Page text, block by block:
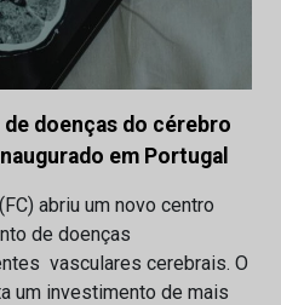
doenças do cérebro
em Portugal
abriu um novo centro
de doenças
vasculares cerebrais. O
um investimento de mais